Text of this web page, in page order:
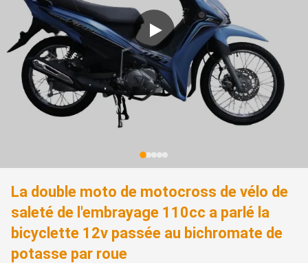
La double moto de motocross de vélo de
saleté de l'embrayage 110cc a parlé la
bicyclette 12v passée au bichromate de
potasse par roue